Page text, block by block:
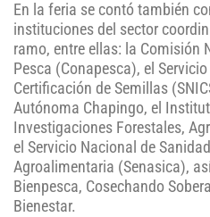
En la feria se contó también
instituciones del sector
ramo, entre ellas: la Comisión
Pesca (Conapesca), el
Certificación de Semillas
Autónoma Chapingo, el
Investigaciones Forestales,
el Servicio Nacional de
Agroalimentaria (Senasica),
Bienpesca, Cosechando
Bienestar.